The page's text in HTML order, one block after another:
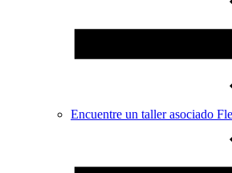
Encuentre un taller asociado